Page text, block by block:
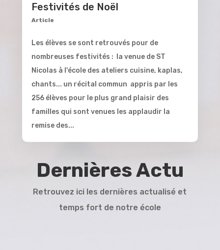
Festivités de Noël
Article
Les élèves se sont retrouvés pour de
nombreuses festivités : la venue de ST
Nicolas à l'école des ateliers cuisine, kaplas,
chants... un récital commun appris par les
256 élèves pour le plus grand plaisir des
familles qui sont venues les applaudir la
remise des...
Dernières Actu
Retrouvez ici les dernières actualisé et
temps fort de notre école